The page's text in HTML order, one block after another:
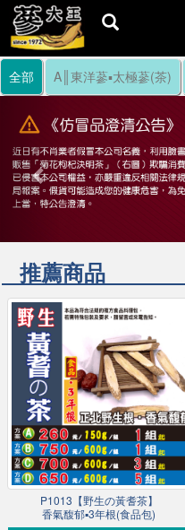
Previous
全部 A║東洋蔘▪太極蔘(茶)
推薦商品
P1013【野生の黃耆茶】
香氣馥郁▪3年根(食品包)